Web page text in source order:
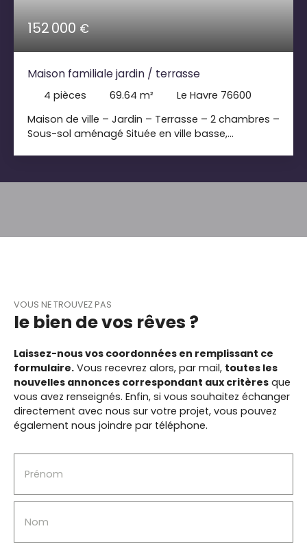
152 000€
Maison familiale jardin / terrasse
4 pièces 69.64 m²
Le Havre 76600
Maison de ville – Jardin – Terrasse – 2 chambres –
Sous-sol aménagé Située en ville basse,
aménagé, offrant un espace supplémentaire à
VOUS NE TROUVEZ PAS
le bien de vos rêves ?
Laissez-nous vos coordonnées en remplissant ce
formulaire. Vous recevrez alors, par mail, toutes les
nouvelles annonces correspondant aux critères que
vous avez renseignés. Enfin, si vous souhaitez échanger
directement avec nous sur votre projet, vous pouvez
également nous joindre par téléphone.
Prénom
Nom